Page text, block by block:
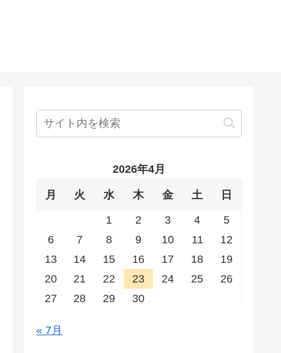
2026年4月
月 火 水 木 金 土 日
1 2 3 4
5
6
7 8 9 10 11
12
13
14 15 16 17 18
19
20
21 22 23 24 25
26
27
28 29 30
« 7月